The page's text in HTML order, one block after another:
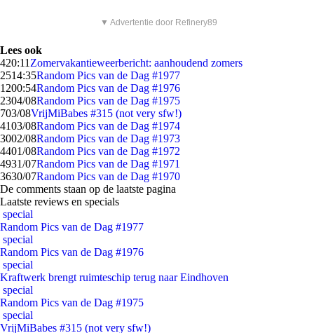
▼ Advertentie door Refinery89
Lees ook
420:11 Zomervakantieweerbericht: aanhoudend zomers
2514:35Random Pics van de Dag #1977
1200:54Random Pics van de Dag #1976
2304/08Random Pics van de Dag #1975
703/08VrijMiBabes #315 (not very sfw!)
4103/08Random Pics van de Dag #1974
3002/08Random Pics van de Dag #1973
4401/08Random Pics van de Dag #1972
4931/07Random Pics van de Dag #1971
3630/07Random Pics van de Dag #1970
De comments staan op de laatste pagina
Laatste reviews en specials
special
Random Pics van de Dag #1977
special
Random Pics van de Dag #1976
special
Kraftwerk brengt ruimteschip terug naar Eindhoven
special
Random Pics van de Dag #1975
special
VrijMiBabes #315 (not very sfw!)